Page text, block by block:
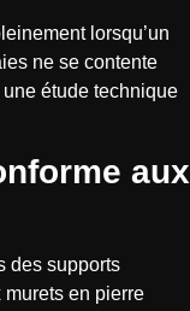
lorsqu’un
ne se contente
étude technique
aux
des supports
en pierre